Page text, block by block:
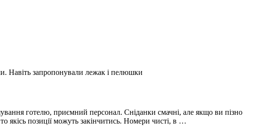
Навіть запропонували лежак і пелюшки
готелю, приємний персонал. Сніданки смачні, але якщо ви пізно
якісь позиції можуть закінчитись. Номери чисті, в …